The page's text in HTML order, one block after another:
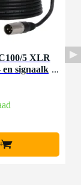
5 XLR
signaalk